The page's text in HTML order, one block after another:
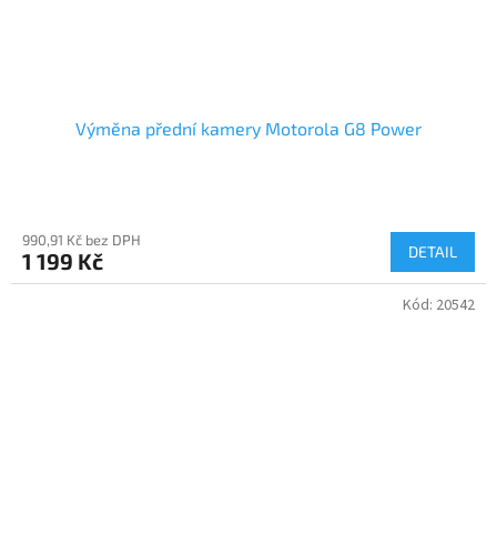
Výměna přední kamery Motorola G8 Power
990,91 Kč bez DPH
1 199 Kč DETAIL
Kód: 20542